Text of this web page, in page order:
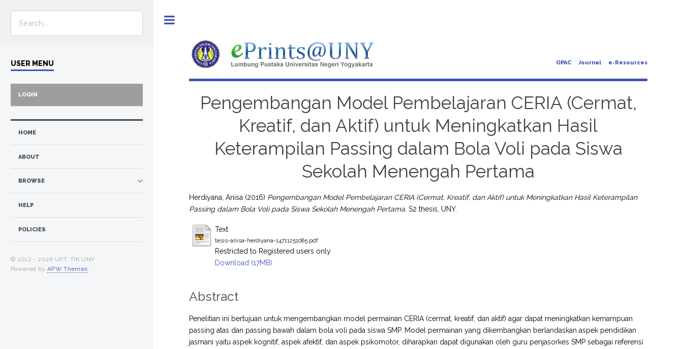
OPAC Journal e-Resources
Pengembangan Model Pembelajaran CERIA (Cermat,
Kreatif, dan Aktif) untuk Meningkatkan Hasil
Keterampilan Passing dalam Bola Voli pada Siswa
Sekolah Menengah Pertama
Herdiyana, Anisa (2016) Pengembangan Model Pembelajaran CERIA (Cermat, Kreatif, dan Aktif) untuk Meningkatkan Hasil Keterampilan
Passing dalam Bola Voli pada Siswa Sekolah Menengah Pertama. S2 thesis, UNY.
Text
tesis-anisa-herdiyana-14711251085.pdf
Restricted to Registered users only
Download (17MB)
Abstract
Penelitian ini bertujuan untuk mengembangkan model permainan CERIA (cermat, kreatif, dan aktif) agar dapat meningkatkan kemampuan
passing atas dan passing bawah dalam bola voli pada siswa SMP. Model permainan yang dikembangkan berlandaskan aspek pendidikan
jasmani yaitu aspek kognitif, aspek afektif, dan aspek psikomotor, diharapkan dapat digunakan oleh guru penjasorkes SMP sebagai referensi
USER MENU
LOGIN
HOME
ABOUT
BROWSE
HELP
POLICIES
© 2012 - 2026 UPT. TIK UNY
Powered by APW Themes